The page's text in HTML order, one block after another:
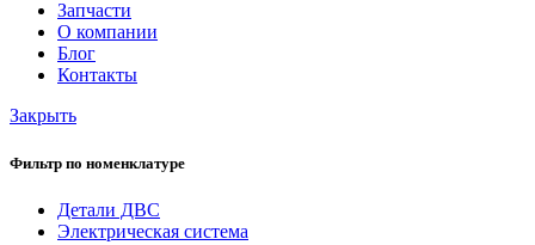
Запчасти
О компании
Блог
Контакты
Закрыть
Фильтр по номенклатуре
Детали ДВС
Электрическая система